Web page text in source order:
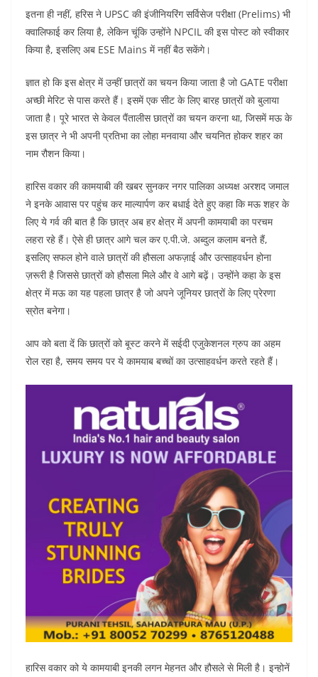
इतना ही नहीं, हरिस ने UPSC की इंजीनियरिंग सर्विसेज परीक्षा (Prelims) भी
क्वालिफाई कर लिया है, लेकिन चूंकि उन्होंने NPCIL की इस पोस्ट को स्वीकार
किया है, इसलिए अब ESE Mains में नहीं बैठ सकेंगे।
ज्ञात हो कि इस क्षेत्र में उन्हीं छात्रों का चयन किया जाता है जो GATE परीक्षा
अच्छी मेरिट से पास करते हैं। इसमें एक सीट के लिए बारह छात्रों को बुलाया
जाता है। पूरे भारत से केवल पैंतालीस छात्रों का चयन करना था, जिसमें मऊ के
इस छात्र ने भी अपनी प्रतिभा का लोहा मनवाया और चयनित होकर शहर का
नाम रौशन किया।
हारिस वकार की कामयाबी की खबर सुनकर नगर पालिका अध्यक्ष अरशद जमाल
ने इनके आवास पर पहुंच कर माल्यार्पण कर बधाई देते हुए कहा कि मऊ शहर के
लिए ये गर्व की बात है कि छात्र अब हर क्षेत्र में अपनी कामयाबी का परचम
लहरा रहे हैं। ऐसे ही छात्र आगे चल कर ए.पी.जे. अब्दुल कलाम बनते हैं,
इसलिए सफल होने वाले छात्रों की हौसला अफज़ाई और उत्साहवर्धन होना
ज़रूरी है जिससे छात्रों को हौसला मिले और वे आगे बढ़ें। उन्होंने कहा के इस
क्षेत्र में मऊ का यह पहला छात्र है जो अपने जूनियर छात्रों के लिए प्रेरणा
स्रोत बनेगा।
आप को बता दें कि छात्रों को बूस्ट करने में सईदी एजुकेशनल ग्रुप का अहम
रोल रहा है, समय समय पर ये कामयाब बच्चों का उत्साहवर्धन करते रहते हैं।
हारिस वकार को ये कामयाबी इनकी लगन मेहनत और हौसले से मिली है। इन्होनें